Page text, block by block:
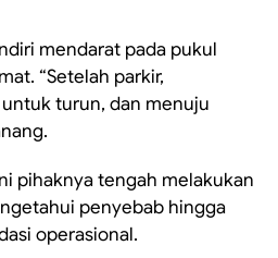
mendarat pada pukul
“Setelah parkir,
turun, dan menuju
pihaknya tengah melakukan
penyebab hingga
operasional.